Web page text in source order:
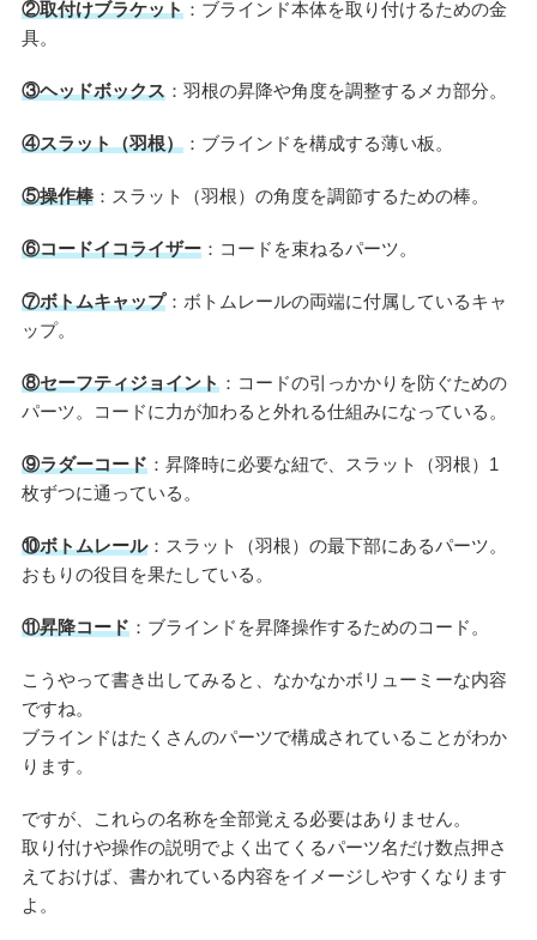
②取付けブラケット：ブラインド本体を取り付けるための金
具。
③ヘッドボックス：羽根の昇降や角度を調整するメカ部分。
④スラット（羽根）：ブラインドを構成する薄い板。
⑤操作棒：スラット（羽根）の角度を調節するための棒。
⑥コードイコライザー：コードを束ねるパーツ。
⑦ボトムキャップ：ボトムレールの両端に付属しているキャ
ップ。
⑧セーフティジョイント：コードの引っかかりを防ぐための
パーツ。コードに力が加わると外れる仕組みになっている。
⑨ラダーコード：昇降時に必要な紐で、スラット（羽根）1
枚ずつに通っている。
⑩ボトムレール：スラット（羽根）の最下部にあるパーツ。
おもりの役目を果たしている。
⑪昇降コード：ブラインドを昇降操作するためのコード。
こうやって書き出してみると、なかなかボリューミーな内容
ですね。
ブラインドはたくさんのパーツで構成されていることがわか
ります。
ですが、これらの名称を全部覚える必要はありません。
取り付けや操作の説明でよく出てくるパーツ名だけ数点押さ
えておけば、書かれている内容をイメージしやすくなります
よ。